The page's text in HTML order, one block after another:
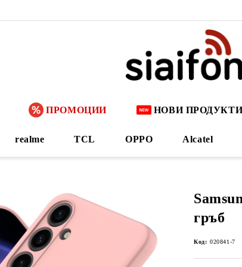
ПРОМОЦИИ НОВИ
realme TCL OPPO Alcatel
гръб
Код: 020841-7